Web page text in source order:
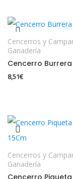
Cencerros y
Ganadería
Cencerro
8,51€
Cencerros y
Ganadería